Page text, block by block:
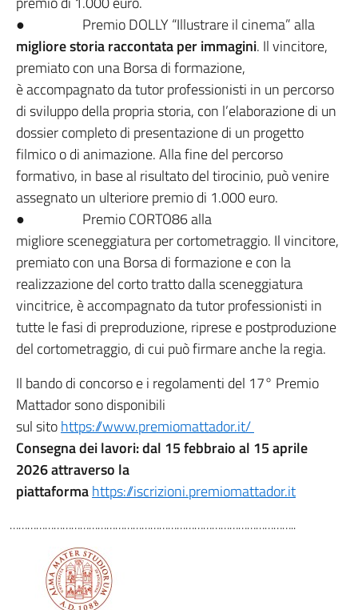
● Premio DOLLY “Illustrare il cinema” alla
migliore storia raccontata per immagini. Il vincitore,
premiato con una Borsa di formazione,
è accompagnato da tutor professionisti in un percorso
di sviluppo della propria storia, con l’elaborazione di un
dossier completo di presentazione di un progetto
filmico o di animazione. Alla fine del percorso
formativo, in base al risultato del tirocinio, può venire
assegnato un ulteriore premio di 1.000 euro.
● Premio CORTO86 alla
migliore sceneggiatura per cortometraggio. Il vincitore,
premiato con una Borsa di formazione e con la
realizzazione del corto tratto dalla sceneggiatura
vincitrice, è accompagnato da tutor professionisti in
tutte le fasi di preproduzione, riprese e postproduzione
del cortometraggio, di cui può firmare anche la regia.
Il bando di concorso e i regolamenti del 17° Premio
Mattador sono disponibili
sul sitohttps://www.premiomattador.it/
Consegna dei lavori: dal 15 febbraio al 15 aprile
2026 attraverso la
piattaformahttps://iscrizioni.premiomattador.it
……………………………………………………………………………………..